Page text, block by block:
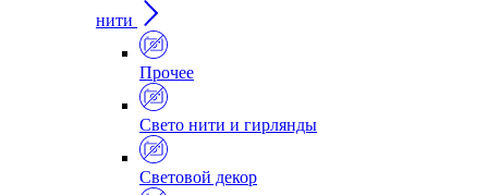
нити
Прочее
Свето нити и гирлянды
Световой декор